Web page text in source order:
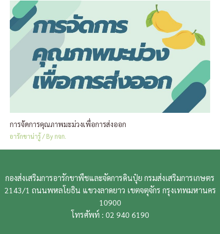
การจัดการคุณภาพมะม่วงเพื่อการส่งออก
อารักขาน่ารู้/ Byกจก.
กองส่งเสริมการอารักขาพืชและจัดการดินปุ๋ย กรมส่งเสริมการเกษตร
2143/1 ถนนพหลโยธิน แขวงลาดยาว เขตจตุจักร กรุงเทพมหานคร
10900
โทรศัพท์ : 02 940 6190